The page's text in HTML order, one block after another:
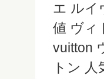
エ ルイ
値 ヴィ
vuitton
トン